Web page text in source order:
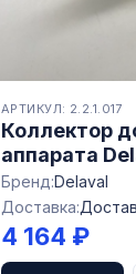
АРТИКУЛ: 2.2.1.017
Коллектор
аппарата
Бренд:Delaval
Доставка:
4 164 ₽